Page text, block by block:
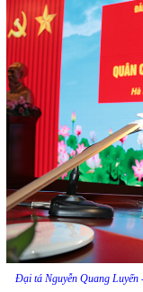
Đại tá Nguyễn Quang Luyến